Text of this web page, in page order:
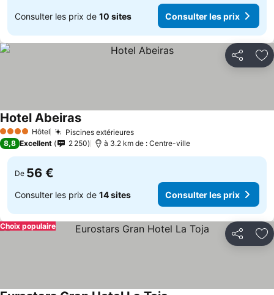
Consulter les prix de 10 sites Consulter les prix
Partager
4 Étoiles Hôtel Piscines extérieuresConsulter les prix
Hotel AbeirasConsulter les prix
8,8 Excellent 2 250 à 3.2 km de : Centre-ville
De 56 €
Consulter les prix de 14 sites Consulter les prix
Partager
Choix populaire